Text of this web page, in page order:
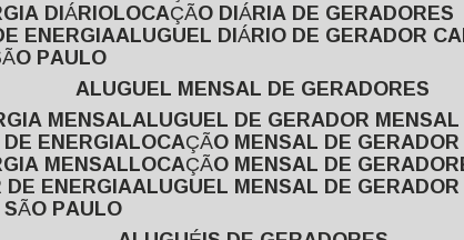
DIÁRIO LOCAÇÃO DIÁRIA DE GERADORES
ENERGIA ALUGUEL DIÁRIO DE GERADOR
PAULO
ALUGUEL MENSAL DE GERADORES
MENSAL ALUGUEL DE GERADOR MENSAL
ENERGIA LOCAÇÃO MENSAL DE GERADOR
MENSAL LOCAÇÃO MENSAL DE
DE ENERGIA ALUGUEL MENSAL DE
PAULO